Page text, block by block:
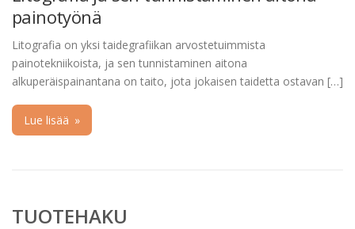
painotyönä
Litografia on yksi taidegrafiikan arvostetuimmista
painotekniikoista, ja sen tunnistaminen aitona
alkuperäispainantana on taito, jota jokaisen taidetta ostavan […]
Lue lisää »
TUOTEHAKU